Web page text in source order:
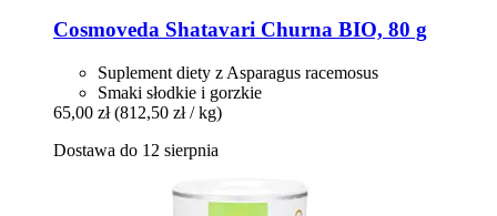
Cosmoveda Shatavari Churna BIO, 80 g
Suplement diety z Asparagus racemosus
Smaki słodkie i gorzkie
65,00 zł (812,50 zł / kg)
Dostawa do 12 sierpnia